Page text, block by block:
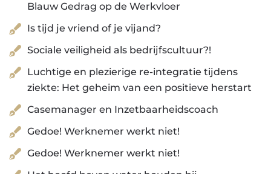
Blauw Gedrag op de Werkvloer
Is tijd je vriend of je vijand?
Sociale veiligheid als bedrijfscultuur?!
Luchtige en plezierige re-integratie tijdens
ziekte: Het geheim van een positieve herstart
Casemanager en Inzetbaarheidscoach
Gedoe! Werknemer werkt niet!
Gedoe! Werknemer werkt niet!